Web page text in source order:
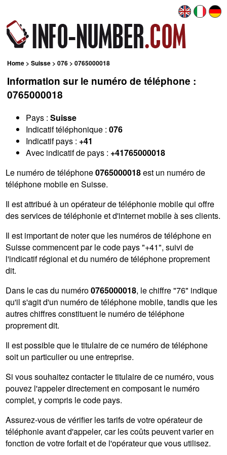
Home >Suisse >076 > 0765000018
Information sur le numéro de téléphone :
0765000018
Pays :Suisse
Indicatif téléphonique :076
Indicatif pays : +41
Avec indicatif de pays : +41765000018
Le numéro de téléphone0765000018est un numéro de
téléphone mobile en Suisse.
Il est attribué à un opérateur de téléphonie mobile qui offre
des services de téléphonie et d'internet mobile à ses clients.
Il est important de noter que les numéros de téléphone en
Suisse commencent par le code pays "+41", suivi de
l'indicatif régional et du numéro de téléphone proprement
dit.
Dans le cas du numéro0765000018, le chiffre "76" indique
qu'il s'agit d'un numéro de téléphone mobile, tandis que les
autres chiffres constituent le numéro de téléphone
proprement dit.
Il est possible que le titulaire de ce numéro de téléphone
soit un particulier ou une entreprise.
Si vous souhaitez contacter le titulaire de ce numéro, vous
pouvez l'appeler directement en composant le numéro
complet, y compris le code pays.
Assurez-vous de vérifier les tarifs de votre opérateur de
téléphonie avant d'appeler, car les coûts peuvent varier en
fonction de votre forfait et de l'opérateur que vous utilisez.